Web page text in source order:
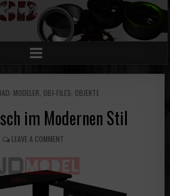
MODELER OBJ-FILES OBJEKTE
im Modernen Stil
LEAVE A COMMENT